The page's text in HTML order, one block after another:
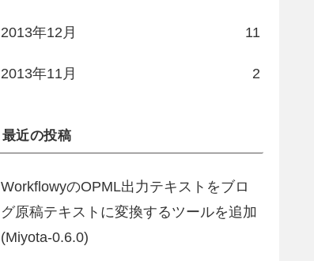
2013年12月 11
2013年11月 2
最近の投稿
WorkflowyのOPML出力テキストをブロ
グ原稿テキストに変換するツールを追加
(Miyota-0.6.0)